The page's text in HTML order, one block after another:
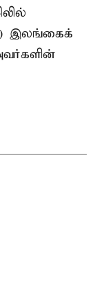
இலங்கைக்